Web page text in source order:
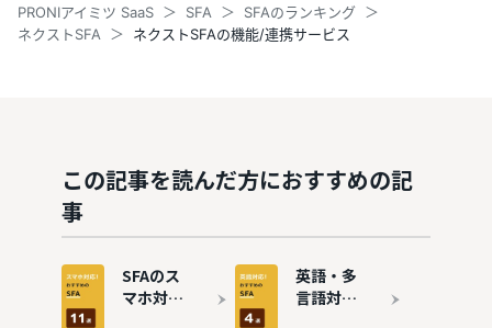
PRONIアイミツ SaaS SFA
SFAのランキング
ネクストSFA
ネクストSFAの機能/連携サービス
この記事を読んだ方におすすめの記
事
SFAのス
マホ対応
英語・多
言語対応